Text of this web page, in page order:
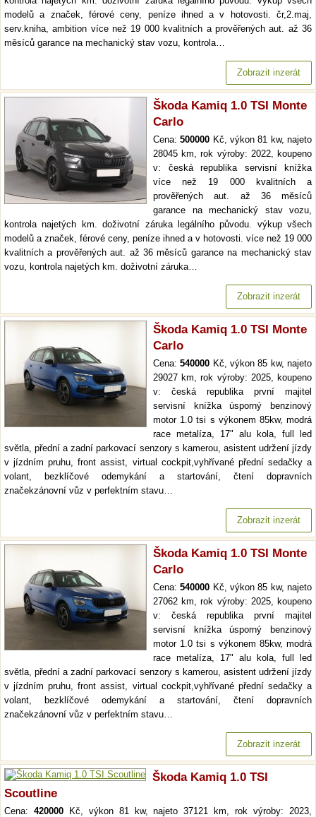
modelů a značek, férové ceny, peníze ihned a v hotovosti. čr,2.maj,
serv.kniha, ambition více než 19 000 kvalitních a prověřených aut. až 36
měsíců garance na mechanický stav vozu, kontrola…
Zobrazit inzerát
Škoda Kamiq 1.0 TSI Monte
Carlo
Cena:500000 Kč, výkon 81 kw, najeto
28045 km, rok výroby: 2022, koupeno
v: česká republika servisní knížka
více než 19 000 kvalitních a
prověřených aut. až 36 měsíců
garance na mechanický stav vozu,
kontrola najetých km. doživotní záruka legálního původu. výkup všech
modelů a značek, férové ceny, peníze ihned a v hotovosti. více než 19 000
kvalitních a prověřených aut. až 36 měsíců garance na mechanický stav
vozu, kontrola najetých km. doživotní záruka…
Zobrazit inzerát
Škoda Kamiq 1.0 TSI Monte
Carlo
Cena:540000 Kč, výkon 85 kw, najeto
29027 km, rok výroby: 2025, koupeno
v: česká republika první majitel
servisní knížka úsporný benzinový
motor 1.0 tsi s výkonem 85kw, modrá
race metalíza, 17" alu kola, full led
světla, přední a zadní parkovací senzory s kamerou, asistent udržení jízdy
v jízdním pruhu, front assist, virtual cockpit,vyhřívané přední sedačky a
volant, bezklíčové odemykání a startování, čtení dopravních
značekzánovní vůz v perfektním stavu…
Zobrazit inzerát
Škoda Kamiq 1.0 TSI Monte
Carlo
Cena:540000 Kč, výkon 85 kw, najeto
27062 km, rok výroby: 2025, koupeno
v: česká republika první majitel
servisní knížka úsporný benzinový
motor 1.0 tsi s výkonem 85kw, modrá
race metalíza, 17" alu kola, full led
světla, přední a zadní parkovací senzory s kamerou, asistent udržení jízdy
v jízdním pruhu, front assist, virtual cockpit,vyhřívané přední sedačky a
volant, bezklíčové odemykání a startování, čtení dopravních
značekzánovní vůz v perfektním stavu…
Zobrazit inzerát
Škoda Kamiq 1.0 TSI
Scoutline
Cena: 420000Kč, výkon 81 kw, najeto 37121 km, rok výroby: 2023,